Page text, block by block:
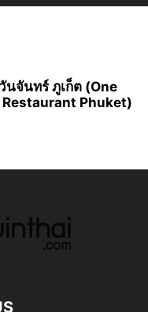
นจันทร์ ภูเก็ต (One
Restaurant Phuket)